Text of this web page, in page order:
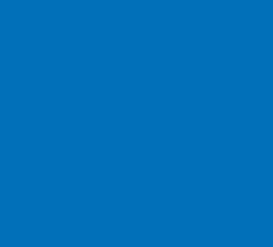
et des options
et disposés en touffes pour pouvoir
un grand nombre de poils à forte
délicat pour gencives
vos attentes, de nombreuses
choix de la tête est alors essentiel